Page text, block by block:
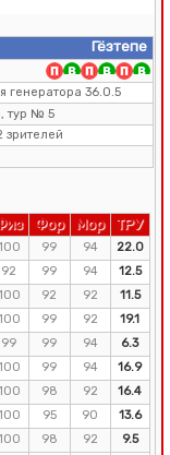
Гёзтепе
генератора 36.0.5
тур № 5
зрителей
Фор Мор ТРУ
99 94
22.0
92 99 94
12.5
92 92
11.5
99 92
19.1
99 99 94
6.3
99 94
16.9
98 92
16.4
95 90
13.6
98 92
9.5